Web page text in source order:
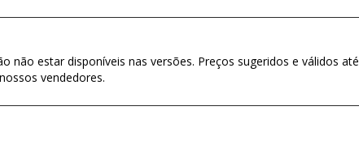
estar disponíveis nas versões. Preços sugeridos e válidos até
vendedores.